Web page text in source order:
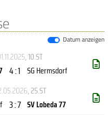
Datum anzeigen
, 10.ST
4 : 1 SG Hermsdorf
, 25.ST
3 : 7 SV Lobeda 77